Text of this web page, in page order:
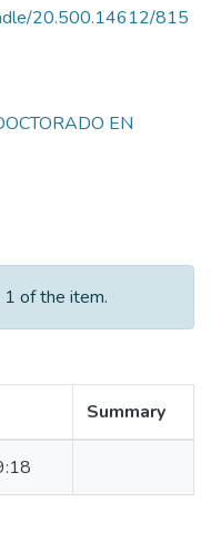
20.500.14612/815
EN
1 of the item.
Summary